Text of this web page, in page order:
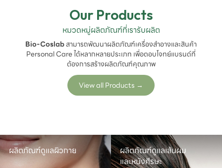
Our Products
หมวดหมู่ผลิตภัณฑ์ที่เรารับผลิต
Bio-Coslabสามารถพัฒนาผลิตภัณฑ์เครื่องสำอางและสินค้า
Personal Care ได้หลากหลายประเภท เพื่อตอบโจทย์แบรนด์ที่
ต้องการสร้างผลิตภัณฑ์คุณภาพ
View all Products →
ผลิตภัณฑ์ดูแลผิวกาย
ผลิตภัณฑ์ดูแลเส้นผม
และหนังศีรษะ